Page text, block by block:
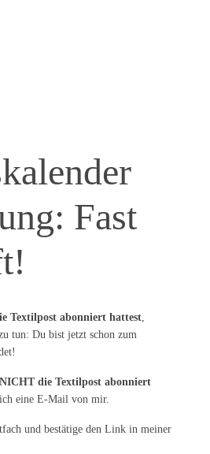
Fast
Textilpost abonniert hattest,
tun: Du bist jetzt schon zum
die Textilpost abonniert
eine E-Mail von mir.
und bestätige den Link in meiner